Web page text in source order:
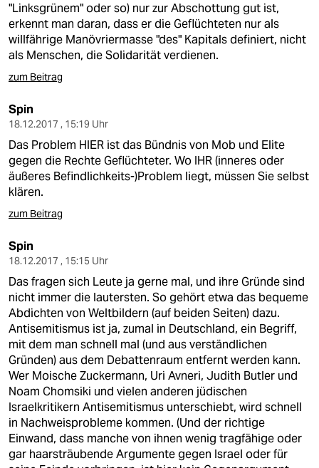
"Linksgrünem" oder so) nur zur Abschottung gut ist,
erkennt man daran, dass er die Geflüchteten nur als
willfährige Manövriermasse "des" Kapitals definiert, nicht
als Menschen, die Solidarität verdienen.
zum Beitrag
Spin
18.12.2017 , 15:19 Uhr
Das Problem HIER ist das Bündnis von Mob und Elite
gegen die Rechte Geflüchteter. Wo IHR (inneres oder
äußeres Befindlichkeits-)Problem liegt, müssen Sie selbst
klären.
zum Beitrag
Spin
18.12.2017 , 15:15 Uhr
Das fragen sich Leute ja gerne mal, und ihre Gründe sind
nicht immer die lautersten. So gehört etwa das bequeme
Abdichten von Weltbildern (auf beiden Seiten) dazu.
Antisemitismus ist ja, zumal in Deutschland, ein Begriff,
mit dem man schnell mal (und aus verständlichen
Gründen) aus dem Debattenraum entfernt werden kann.
Wer Moische Zuckermann, Uri Avneri, Judith Butler und
Noam Chomsiki und vielen anderen jüdischen
Israelkritikern Antisemitismus unterschiebt, wird schnell
in Nachweisprobleme kommen. (Und der richtige
Einwand, dass manche von ihnen wenig tragfähige oder
gar haarsträubende Argumente gegen Israel oder für